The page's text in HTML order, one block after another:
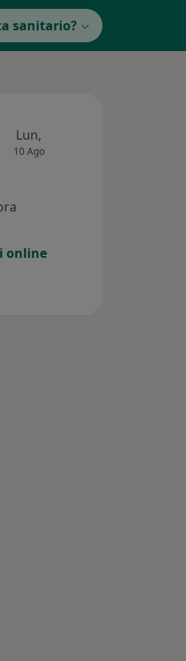
sanitario?
Lun,
10 Ago
online